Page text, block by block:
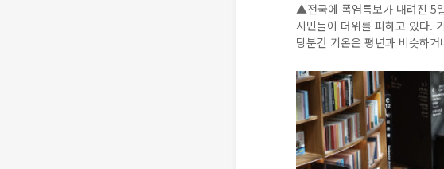
▲전국에 폭염특보가 내려진 5
시민들이 더위를 피하고 있다.
당분간 기온은 평년과 비슷하